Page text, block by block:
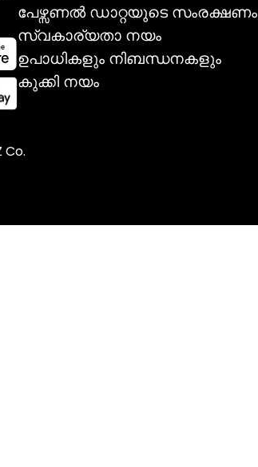
പേഴ്സണൽ ഡാറ്റയുടെ സംരക്ഷണം
സ്വകാര്യതാ നയം
ഉപാധികളും നിബന്ധനകളും
കുക്കി നയം
Co.